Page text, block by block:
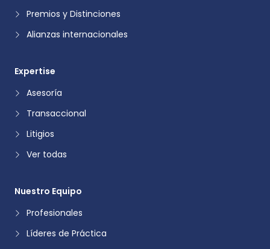
Premios y Distinciones
Alianzas internacionales
Expertise
Asesoría
Transaccional
Litigios
Ver todas
Nuestro Equipo
Profesionales
Líderes de Práctica